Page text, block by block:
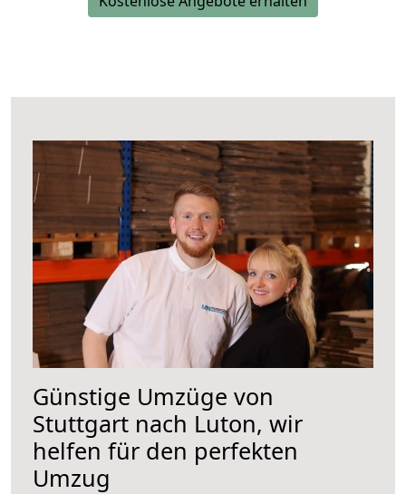
Günstige Umzüge von
Stuttgart nach Luton, wir
helfen für den perfekten
Umzug